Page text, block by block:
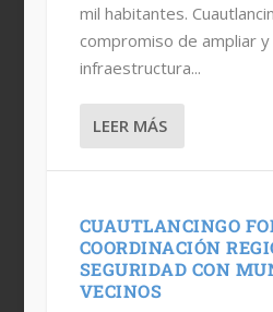
mil habitantes.
compromiso de ampliar
infraestructura...
LEER MÁS
CUAUTLANCINGO
COORDINACIÓN
SEGURIDAD CON
VECINOS